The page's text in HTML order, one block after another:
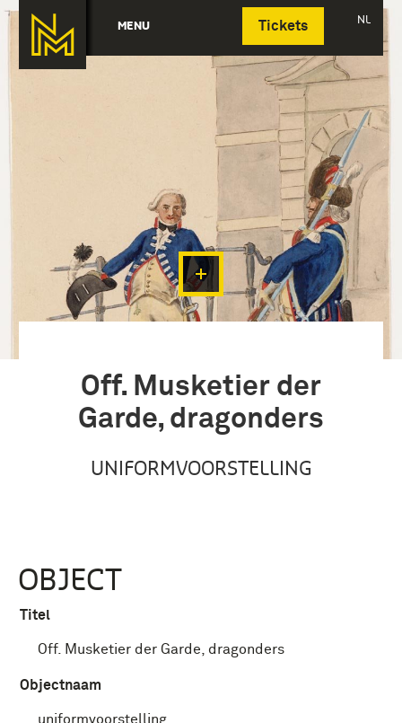
MENU Tickets NL
Deutsch
Off. Musketier der
Garde, dragonders
UNIFORMVOORSTELLING
OBJECT
Titel
Off. Musketier der Garde, dragonders
Objectnaam
uniformvoorstelling